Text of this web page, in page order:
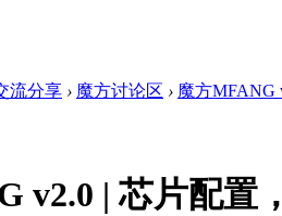
流分享 › 魔方讨论区 › 魔方MFANG
v2.0 | 芯片配置